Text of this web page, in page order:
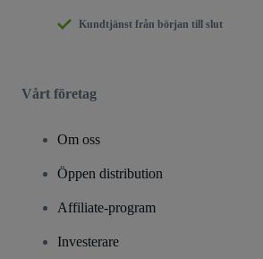
Kundtjänst från början till slut
Vårt företag
Om oss
Öppen distribution
Affiliate-program
Investerare